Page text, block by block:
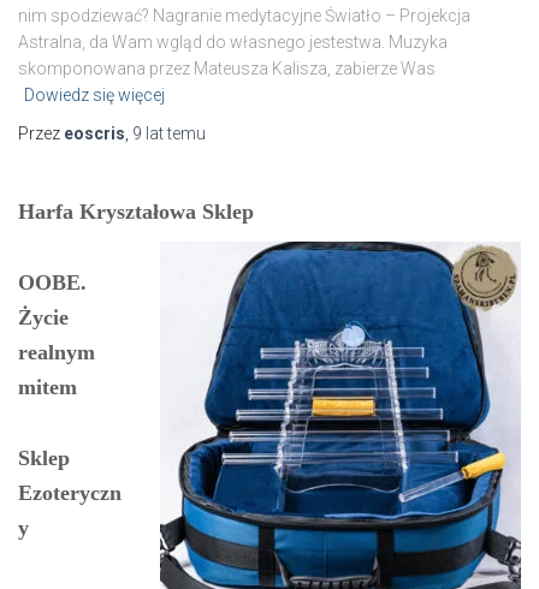
nim spodziewać? Nagranie medytacyjne Światło – Projekcja
Astralna, da Wam wgląd do własnego jestestwa. Muzyka
skomponowana przez Mateusza Kalisza, zabierze Was
Dowiedz się więcej
Przez eoscris 9 lattemu
Harfa Kryształowa Sklep
OOBE.
Życie
realnym
mitem
Sklep
Ezoteryczn
y